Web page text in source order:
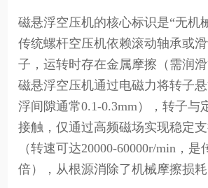
磁悬浮空压机的核心标识是“无
传统螺杆空压机依赖滚动轴承或
子，运转时存在金属摩擦（需润
磁悬浮空压机通过电磁力将转子
浮间隙通常0.1-0.3mm），转子与
接触，仅通过高频磁场实现稳定
（转速可达20000-60000r/min，
倍），从根源消除了机械摩擦损耗